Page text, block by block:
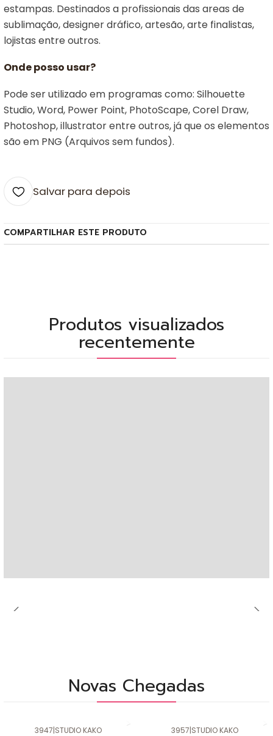
estampas. Destinados a profissionais das areas de
sublimação, designer dráfico, artesão, arte finalistas,
lojistas entre outros.
Onde posso usar?
Pode ser utilizado em programas como: Silhouette
Studio, Word, Power Point, PhotoScape, Corel Draw,
Photoshop, illustrator entre outros, já que os elementos
são em PNG (Arquivos sem fundos).
Salvar para depois
COMPARTILHAR ESTE PRODUTO
Produtos visualizados
recentemente
Novas Chegadas
3947|STUDIO KAKO 3957|STUDIO KAKO